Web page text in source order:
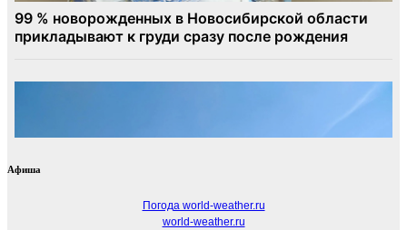
Афиша
Погода world-weather.ru
world-weather.ru